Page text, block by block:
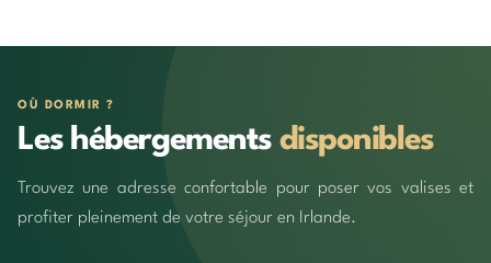
OÙ DORMIR ?
Les hébergements disponibles
Trouvez une adresse confortable pour poser vos valises et
profiter pleinement de votre séjour en Irlande.